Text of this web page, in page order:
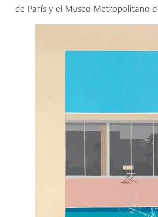
de París y el Museo Metropolitano